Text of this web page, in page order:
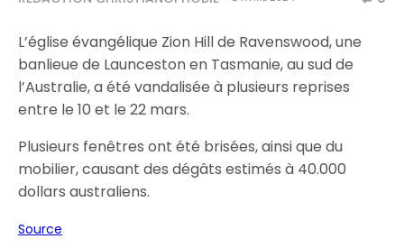
L’église évangélique Zion Hill de Ravenswood, une
banlieue de Launceston en Tasmanie, au sud de
l’Australie, a été vandalisée à plusieurs reprises
entre le 10 et le 22 mars.
Plusieurs fenêtres ont été brisées, ainsi que du
mobilier, causant des dégâts estimés à 40.000
dollars australiens.
Source